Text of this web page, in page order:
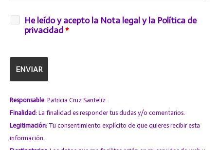
He leído y acepto la Nota legal y la Política de
privacidad *
Responsable: Patricia Cruz Santeliz
Finalidad: La finalidad es responder tus dudas y/o comentarios.
Legitimación: Tu consentimiento explícito de que quieres recibir esta
información.